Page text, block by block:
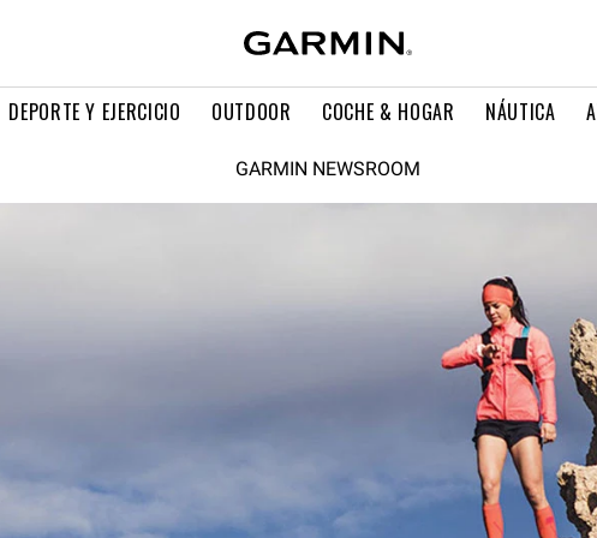
DEPORTE Y EJERCICIO OUTDOOR COCHE & HOGAR NÁUTICA
GARMIN NEWSROOM